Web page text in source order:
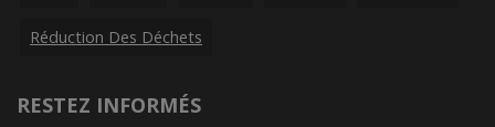
Réduction Des Déchets
RESTEZ INFORMÉS